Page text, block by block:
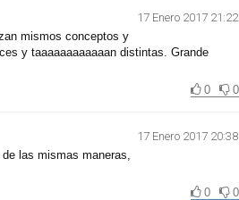
17 Enero 2017 21:22
mismos conceptos y
y taaaaaaaaaaaan distintas. Grande
0
0
17 Enero 2017 20:38
las mismas maneras,
0
0